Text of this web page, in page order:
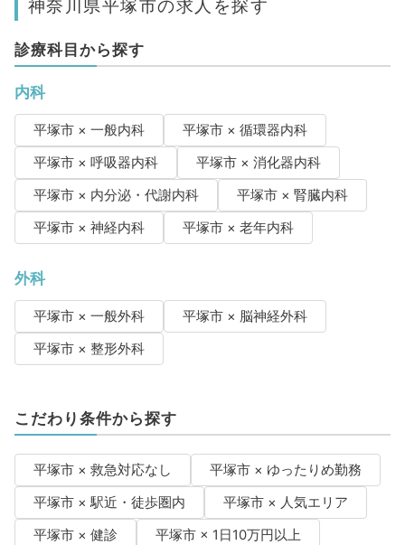
神奈川県平塚市の求人を探す
診療科目から探す
内科
平塚市 × 一般内科
平塚市 × 循環器内科
平塚市 × 呼吸器内科
平塚市 × 消化器内科
平塚市 × 内分泌・代謝内科
平塚市 × 腎臓内科
平塚市 × 神経内科
平塚市 × 老年内科
外科
平塚市 × 一般外科
平塚市 × 脳神経外科
平塚市 × 整形外科
こだわり条件から探す
平塚市 × 救急対応なし
平塚市 × ゆったりめ勤務
平塚市 × 駅近・徒歩圏内
平塚市 × 人気エリア
平塚市 × 健診
平塚市 × 1日10万円以上